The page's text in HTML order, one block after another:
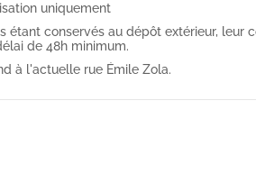
uniquement
étant conservés au dépôt extérieur, leur
de 48h minimum.
à l'actuelle rue Émile Zola.